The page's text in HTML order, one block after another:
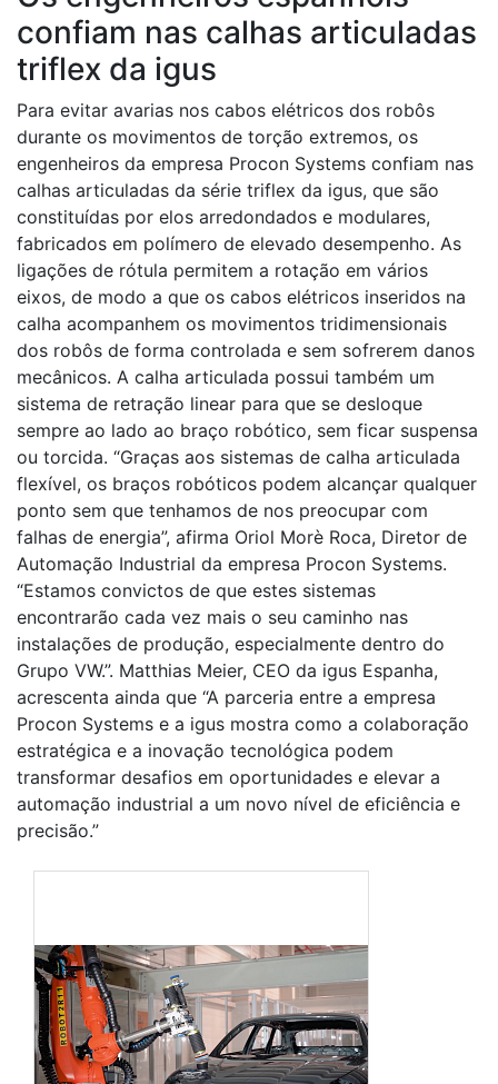
confiam nas calhas articuladas
triflex da igus
Para evitar avarias nos cabos elétricos dos robôs
durante os movimentos de torção extremos, os
engenheiros da empresa Procon Systems confiam nas
calhas articuladas da série triflex da igus, que são
constituídas por elos arredondados e modulares,
fabricados em polímero de elevado desempenho. As
ligações de rótula permitem a rotação em vários
eixos, de modo a que os cabos elétricos inseridos na
calha acompanhem os movimentos tridimensionais
dos robôs de forma controlada e sem sofrerem danos
mecânicos. A calha articulada possui também um
sistema de retração linear para que se desloque
sempre ao lado ao braço robótico, sem ficar suspensa
ou torcida. “Graças aos sistemas de calha articulada
flexível, os braços robóticos podem alcançar qualquer
ponto sem que tenhamos de nos preocupar com
falhas de energia”, afirma Oriol Morè Roca, Diretor de
Automação Industrial da empresa Procon Systems.
“Estamos convictos de que estes sistemas
encontrarão cada vez mais o seu caminho nas
instalações de produção, especialmente dentro do
Grupo VW.”. Matthias Meier, CEO da igus Espanha,
acrescenta ainda que “A parceria entre a empresa
Procon Systems e a igus mostra como a colaboração
estratégica e a inovação tecnológica podem
transformar desafios em oportunidades e elevar a
automação industrial a um novo nível de eficiência e
precisão.”